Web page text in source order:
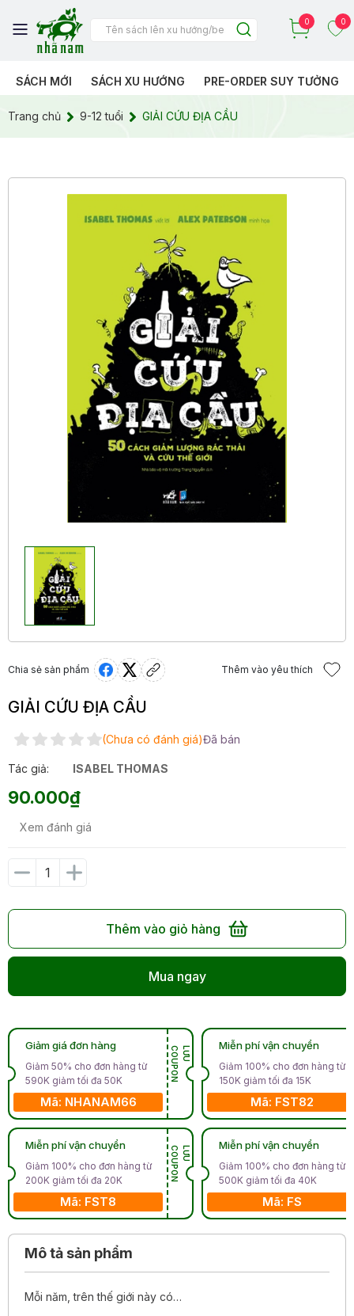
0 0
SÁCH MỚI SÁCH XU HƯỚNG PRE-ORDER SUY TƯỞNG
Trang chủ 9-12 tuổi GIẢI CỨU ĐỊA CẦU
Chia sẻ sản phẩm Thêm vào yêu thích
GIẢI CỨU ĐỊA CẦU
(Chưa có đánh giá)Đã bán
Tác giả: ISABEL THOMAS
90.000₫
Xem đánh giá
Thêm vào giỏ hàng
Mua ngay
Giảm giá đơn hàng
Giảm 50% cho đơn hàng từ
590K giảm tối đa 50K
Mã: NHANAM66
L
Ư
U
C
O
U
P
O
N
Miễn phí vận chuyển
Giảm 100% cho đơn hàng từ
200K giảm tối đa 20K
Mã: FST8
L
Ư
U
C
O
U
P
O
N
Miễn phí vận chuyển
Giảm 100% cho đơn hàng từ
150K giảm tối đa 15K
Mã: FST82
Miễn phí vận chuyển
Giảm 100% cho đơn hàng từ
500K giảm tối đa 40K
Mã: FS
Mô tả sản phẩm
Mỗi năm, trên thế giới này có…